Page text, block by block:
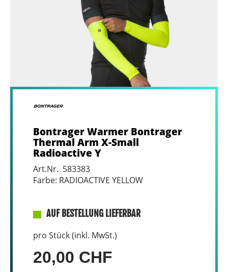
Bontrager Warmer Bontrager
Thermal Arm X-Small
Radioactive Y
Art.Nr. 583383
Farbe: RADIOACTIVE YELLOW
AUF BESTELLUNG LIEFERBAR
pro Stück (inkl. MwSt.)
20,00 CHF